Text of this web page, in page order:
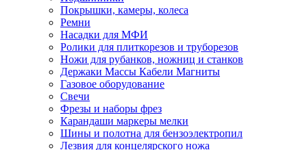
Покрышки, камеры, колеса
Ремни
Насадки для МФИ
Ролики для плиткорезов и труборезов
Ножи для рубанков, ножниц и станков
Держаки Массы Кабели Магниты
Газовое оборудование
Свечи
Фрезы и наборы фрез
Карандаши маркеры мелки
Шины и полотна для бензоэлектропил
Лезвия для концелярского ножа